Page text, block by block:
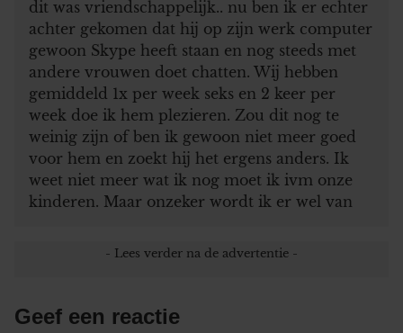
dit was vriendschappelijk.. nu ben ik er echter
achter gekomen dat hij op zijn werk computer
gewoon Skype heeft staan en nog steeds met
andere vrouwen doet chatten. Wij hebben
gemiddeld 1x per week seks en 2 keer per
week doe ik hem plezieren. Zou dit nog te
weinig zijn of ben ik gewoon niet meer goed
voor hem en zoekt hij het ergens anders. Ik
weet niet meer wat ik nog moet ik ivm onze
kinderen. Maar onzeker wordt ik er wel van
Geef een reactie